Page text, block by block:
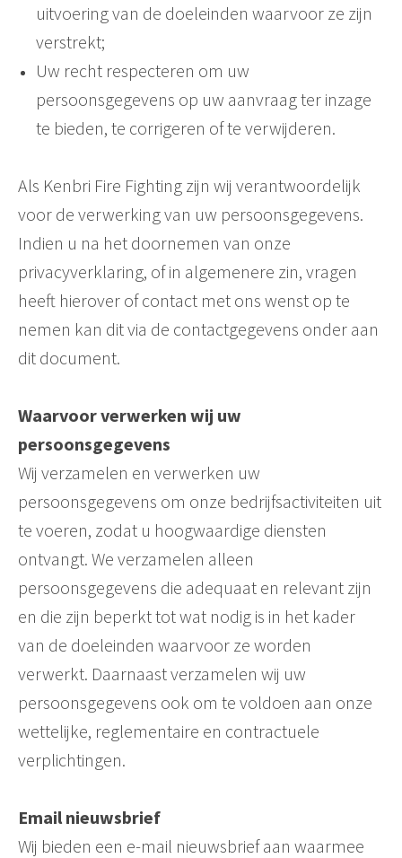
uitvoering van de doeleinden waarvoor ze zijn
verstrekt;
Uw recht respecteren om uw
persoonsgegevens op uw aanvraag ter inzage
te bieden, te corrigeren of te verwijderen.
Als Kenbri Fire Fighting zijn wij verantwoordelijk
voor de verwerking van uw persoonsgegevens.
Indien u na het doornemen van onze
privacyverklaring, of in algemenere zin, vragen
heeft hierover of contact met ons wenst op te
nemen kan dit via de contactgegevens onder aan
dit document.
Waarvoor verwerken wij uw
persoonsgegevens
Wij verzamelen en verwerken uw
persoonsgegevens om onze bedrijfsactiviteiten uit
te voeren, zodat u hoogwaardige diensten
ontvangt. We verzamelen alleen
persoonsgegevens die adequaat en relevant zijn
en die zijn beperkt tot wat nodig is in het kader
van de doeleinden waarvoor ze worden
verwerkt. Daarnaast verzamelen wij uw
persoonsgegevens ook om te voldoen aan onze
wettelijke, reglementaire en contractuele
verplichtingen.
Email nieuwsbrief
Wij bieden een e-mail nieuwsbrief aan waarmee